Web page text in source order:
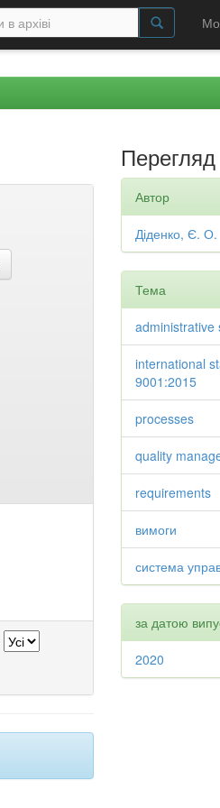
Перегляд
Автор
Діденко, Є. О.
Тема
administrative
international
9001:2015
processes
quality
requirements
вимоги
система
за датою
2020